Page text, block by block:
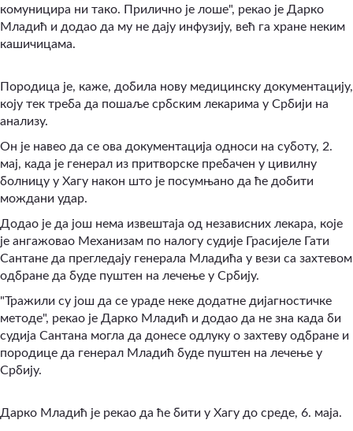
комуницира ни тако. Прилично је лоше", рекао је Дарко
Младић и додао да му не дају инфузију, већ га хране неким
кашичицама.
Породица је, каже, добила нову медицинску документацију,
коју тек треба да пошаље србским лекарима у Србији на
анализу.
Он је навео да се ова документација односи на суботу, 2.
мај, када је генерал из притворске пребачен у цивилну
болницу у Хагу након што је посумњано да ће добити
мождани удар.
Додао је да још нема извештаја од независних лекара, које
је ангажовао Механизам по налогу судије Грасијеле Гати
Сантане да прегледају генерала Младића у вези са захтевом
одбране да буде пуштен на лечење у Србију.
"Тражили су још да се ураде неке додатне дијагностичке
методе", рекао је Дарко Младић и додао да не зна када би
судија Сантана могла да донесе одлуку о захтеву одбране и
породице да генерал Младић буде пуштен на лечење у
Србију.
Дарко Младић је рекао да ће бити у Хагу до среде, 6. маја.